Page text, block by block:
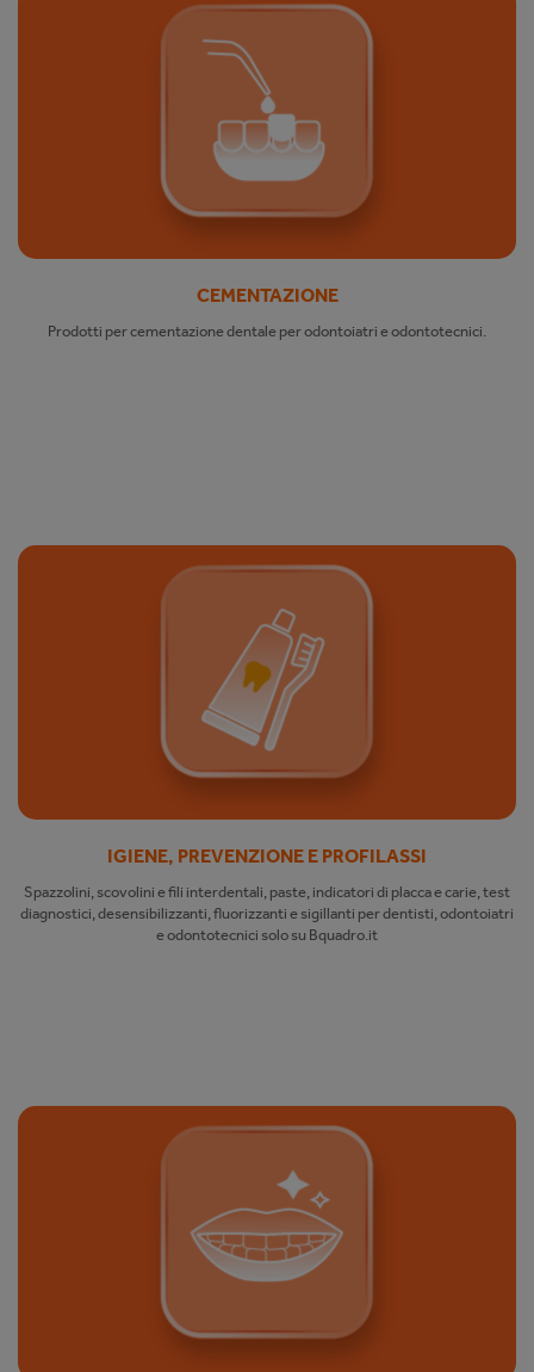
CEMENTAZIONE
Prodotti per cementazione dentale per odontoiatri e odontotecnici.
IGIENE, PREVENZIONE E PROFILASSI
Spazzolini, scovolini e fili interdentali, paste, indicatori di placca e carie, test
diagnostici, desensibilizzanti, fluorizzanti e sigillanti per dentisti, odontoiatri
e odontotecnici solo su Bquadro.it